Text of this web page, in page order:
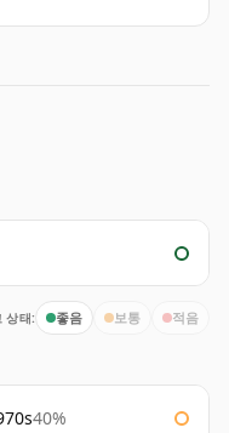
상태: 좋음 보통 적음
40%